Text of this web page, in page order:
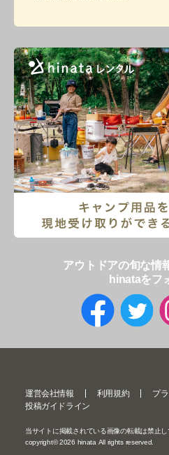
アウトドアの旬な情
hinataをフ
運営会社情報 利用規約
プ
投稿ガイドライン
当サイトに掲載されている画像の転載は禁止し
copyright©2026 hinata All rights reserved.